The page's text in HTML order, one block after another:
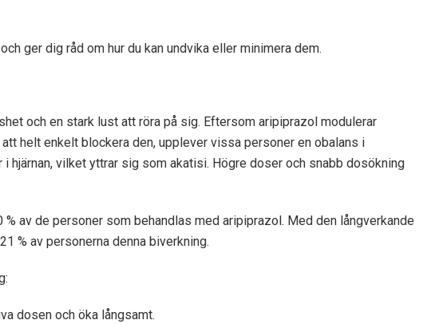
ger dig råd om hur du kan undvika eller minimera dem.
och en stark lust att röra på sig. Eftersom aripiprazol modulerar
helt enkelt blockera den, upplever vissa personer en obalans i
hjärnan, vilket yttrar sig som akatisi. Högre doser och snabb dosökning
av de personer som behandlas med aripiprazol. Med den långverkande
% av personerna denna biverkning.
dosen och öka långsamt.